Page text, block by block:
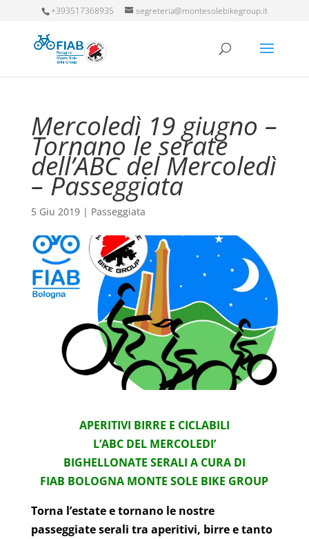
+393517368935 segreteria@montesolebikegroup.it
Mercoledì 19 giugno –
Tornano le serate
dell’ABC del Mercoledì
– Passeggiata
5 Giu 2019| Passeggiata
APERITIVI BIRRE E CICLABILI
L’ABC DEL MERCOLEDI’
BIGHELLONATE SERALI A CURA DI
FIAB BOLOGNA MONTE SOLE BIKE GROUP
Torna l’estate e tornano le nostre
passeggiate serali tra aperitivi, birre e tanto